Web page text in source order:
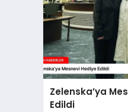
Zelenska’ya
Edildi